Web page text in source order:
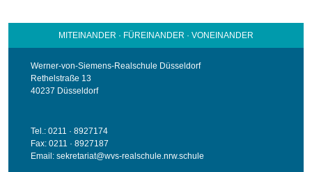
MITEINANDER · FÜREINANDER · VONEINANDER
Werner-von-Siemens-Realschule Düsseldorf
Rethelstraße 13
40237 Düsseldorf
Tel.: 0211 · 8927174
Fax: 0211 · 8927187
Email: sekretariat@wvs-realschule.nrw.schule